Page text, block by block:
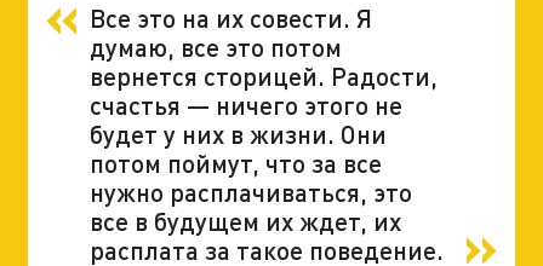
Все это на их совести. Я
думаю, все это потом
вернется сторицей. Радости,
счастья — ничего этого не
будет у них в жизни. Они
потом поймут, что за все
нужно расплачиваться, это
все в будущем их ждет, их
расплата за такое поведение.